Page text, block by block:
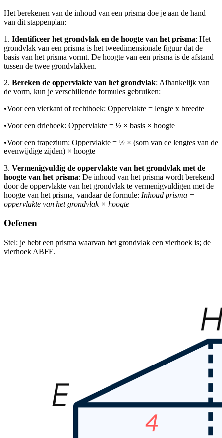
Het berekenen van de inhoud van een prisma doe je aan de hand
van dit stappenplan:
1. Identificeer het grondvlak en de hoogte van het prisma: Het
grondvlak van een prisma is het tweedimensionale figuur dat de
basis van het prisma vormt. De hoogte van een prisma is de afstand
tussen de twee grondvlakken.
2. Bereken de oppervlakte van het grondvlak: Afhankelijk van
de vorm, kun je verschillende formules gebruiken:
•Voor een vierkant of rechthoek: Oppervlakte = lengte x breedte
•Voor een driehoek: Oppervlakte = ½ × basis × hoogte
•Voor een trapezium: Oppervlakte = ½ × (som van de lengtes van de
evenwijdige zijden) × hoogte
3. Vermenigvuldig de oppervlakte van het grondvlak met de
hoogte van het prisma: De inhoud van het prisma wordt berekend
door de oppervlakte van het grondvlak te vermenigvuldigen met de
hoogte van het prisma, vandaar de formule: Inhoud prisma =
oppervlakte van het grondvlak × hoogte
Oefenen
Stel: je hebt een prisma waarvan het grondvlak een vierhoek is; de
vierhoek ABFE.